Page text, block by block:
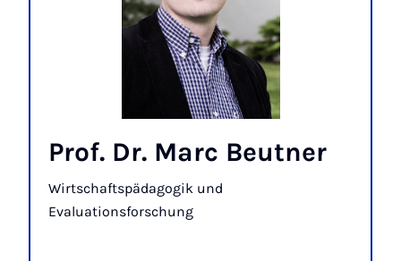
Prof. Dr. Marc Beutner
Wirtschaftspädagogik und
Evaluationsforschung